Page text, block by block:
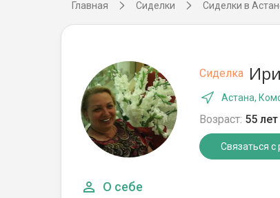
Главная Сиделки Сиделки в
Сиделка
Астана,
Возраст: 55 лет
Связаться с
О себе